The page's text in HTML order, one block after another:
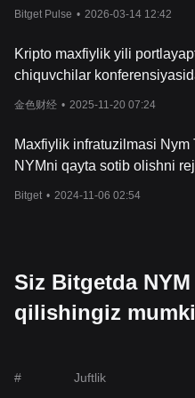
NYM qanday ishlaydi?
Ushbu tarmoq internet-trafikni
dan iborat bo'lib, har qanday
meta-ma'lumotlarni o'chirishni
tuguni shifrlash qatlamlarini
qiluvchining ma'lumotlarini
Bu jarayon meta-ma'lumotlarni
mu himdir, bu esa muloqotning
ham ko'p narsalarni oshkor
va tanlangan oshkor qilishni
foydalanuvchilarga qanday
nazorat qilish imkoniyatini
taklif qilish uchun NYM tarmog'i
Bitget Pulse • 2026-03-14 12:42
Kripto maxfiylik yili
chiquvchilar
金色财经 • 2025-11-20 07:24
Maxfiylik infratuzilmasi
NYMni qayta sotib olishni
Bitget • 2024-11-06 02:54
Siz Bitgetda
qilishingiz
# Juftlik